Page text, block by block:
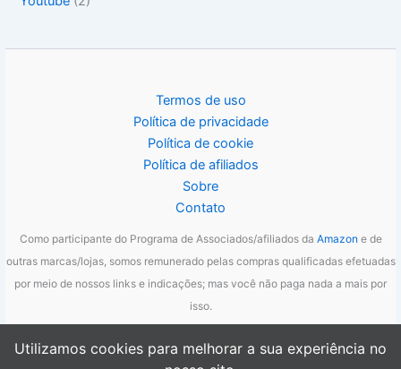
Termos de uso
Política de privacidade
Política de cookie
Política de afiliados
Sobre
Contato
Como participante do Programa de Associados/afiliados da Amazon e de
outras marcas/lojas, somos remunerado pelas compras qualificadas efetuadas
por meio de nossos links e indicações; mas você não paga nada a mais por
isso.
Utilizamos cookies para melhorar a sua experiência no